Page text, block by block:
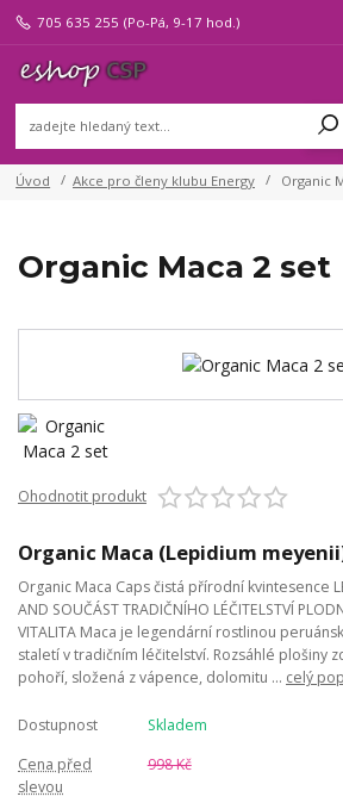
705 635 255 (Po-Pá, 9-17 hod.)
Úvod Akce pro členy klubu Energy Organic
Organic Maca 2 set
Ohodnotit produkt
Organic Maca (Lepidium
Organic Maca Caps čistá přírodní kvintesence
AND SOUČÁST TRADIČNÍHO LÉČITELSTVÍ
VITALITA Maca je legendární rostlinou
staletí v tradičním léčitelství. Rozsáhlé plošiny
pohoří, složená z vápence, dolomitu ... celý
Dostupnost
Skladem
Cena před
slevou
998 Kč